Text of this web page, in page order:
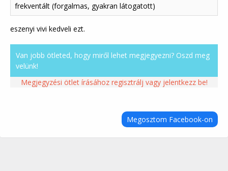
frekventált (forgalmas, gyakran látogatott)
eszenyi vivi kedveli ezt.
Van jobb ötleted, hogy miről lehet megjegyezni? Oszd meg
velünk!
Megjegyzési ötlet írásához regisztrálj vagy jelentkezz be!
Megosztom Facebook-on